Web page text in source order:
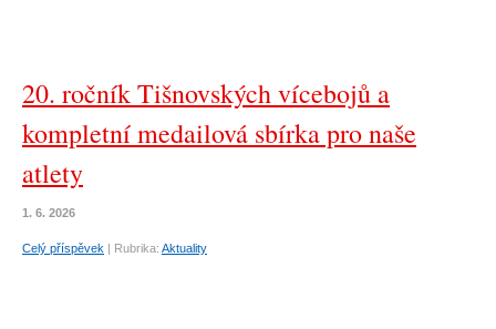
20. ročník Tišnovských vícebojů a
kompletní medailová sbírka pro naše
atlety
1. 6. 2026
Celý příspěvek | Rubrika: Aktuality